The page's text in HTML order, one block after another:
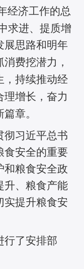
经济工作的总
求进、提质增
展思路和明年
费挖潜力，
，持续推动经
理增长，奋力
章。
彻习近平总书
食安全的重要
和粮食安全政
升、粮食产能
实提升粮食安
行了安排部